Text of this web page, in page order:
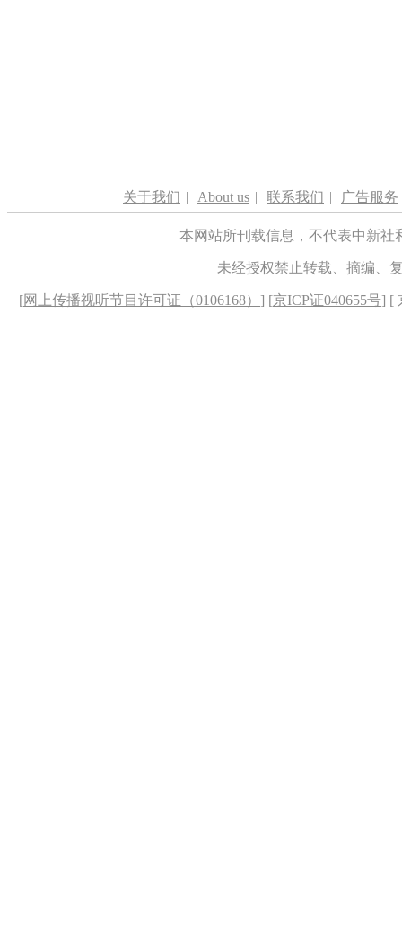
关于我们 | About us | 联系我们 | 广告服务
本网站所刊载信息，不代表中新
未经授权禁止转载、摘编、
[网上传播视听节目许可证（0106168） ] [京ICP证040655号] [